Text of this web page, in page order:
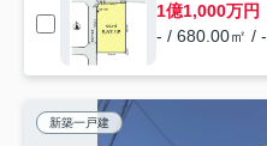
1億1,000万円
- / 680.00㎡ / -
新築一戸建